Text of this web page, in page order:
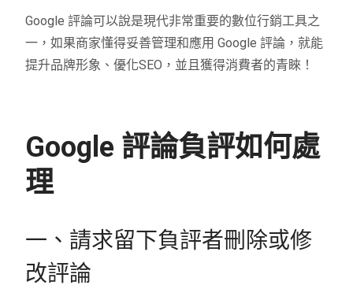
Google 評論可以說是現代非常重要的數位行銷工具之
一，如果商家懂得妥善管理和應用 Google 評論，就能
提升品牌形象、優化SEO，並且獲得消費者的青睞！
Google 評論負評如何處
理
一、請求留下負評者刪除或修
改評論